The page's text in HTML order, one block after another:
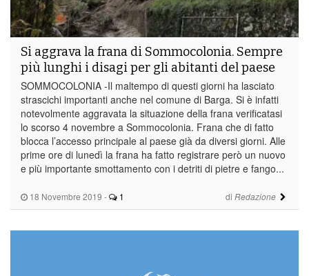
18 Novembre 2019 - 1 di Redazione
Si aggrava la frana di Sommocolonia. Sempre
più lunghi i disagi per gli abitanti del paese
SOMMOCOLONIA -Il maltempo di questi giorni ha lasciato
strascichi importanti anche nel comune di Barga. Si è infatti
notevolmente aggravata la situazione della frana verificatasi
lo scorso 4 novembre a Sommocolonia. Frana che di fatto
blocca l’accesso principale al paese già da diversi giorni. Alle
prime ore di lunedì la frana ha fatto registrare però un nuovo
e più importante smottamento con i detriti di pietre e fango...